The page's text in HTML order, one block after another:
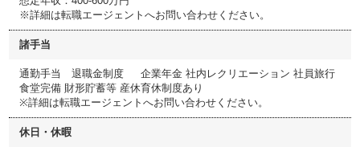
※詳細は転職エージェントへお問い合わせください。
諸手当
通勤手当 退職金制度 企業年金 社内レクリエーション 社員旅行
食堂完備 財形貯蓄等 産休育休制度あり
※詳細は転職エージェントへお問い合わせください。
休日・休暇